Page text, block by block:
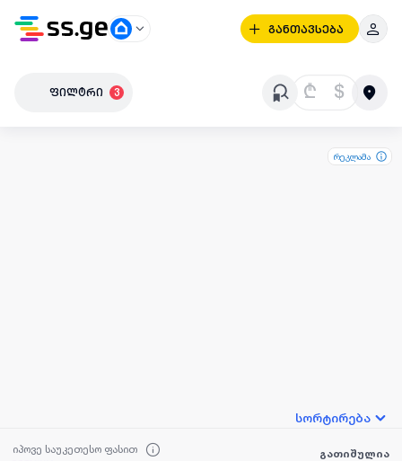
განთავსება
ფილტრი 3 ₾ $
რეკლამა
სორტირება
იპოვე საუკეთესო ფასით გათიშულია